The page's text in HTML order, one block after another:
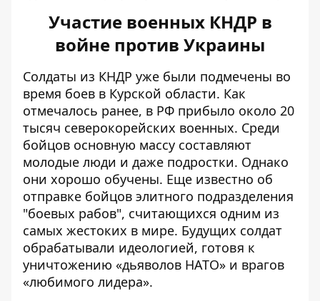
Участие военных КНДР в
войне против Украины
Солдаты из КНДР уже были подмечены во
время боев в Курской области. Как
отмечалось ранее, в РФ прибыло около 20
тысяч северокорейских военных. Среди
бойцов основную массу составляют
молодые люди и даже подростки. Однако
они хорошо обучены. Еще известно об
отправке бойцов элитного подразделения
"боевых рабов", считающихся одним из
самых жестоких в мире. Будущих солдат
обрабатывали идеологией, готовя к
уничтожению «дьяволов НАТО» и врагов
«любимого лидера».